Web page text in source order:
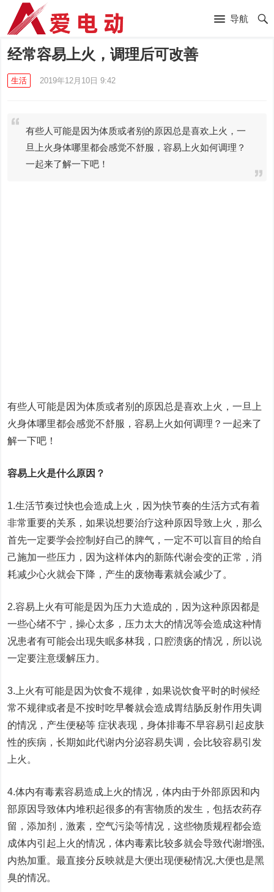
导航
经常容易上火，调理后可改善
生活 2019年12月10日 9:42
有些人可能是因为体质或者别的原因总是喜欢上火，一
旦上火身体哪里都会感觉不舒服，容易上火如何调理？
一起来了解一下吧！
有些人可能是因为体质或者别的原因总是喜欢上火，一旦上
火身体哪里都会感觉不舒服，容易上火如何调理？一起来了
解一下吧！
容易上火是什么原因？
1.生活节奏过快也会造成上火，因为快节奏的生活方式有着
非常重要的关系，如果说想要治疗这种原因导致上火，那么
首先一定要学会控制好自己的脾气，一定不可以盲目的给自
己施加一些压力，因为这样体内的新陈代谢会变的正常，消
耗减少心火就会下降，产生的废物毒素就会减少了。
2.容易上火有可能是因为压力大造成的，因为这种原因都是
一些心绪不宁，操心太多，压力太大的情况等会造成这种情
况患者有可能会出现失眠多林我，口腔溃疡的情况，所以说
一定要注意缓解压力。
3.上火有可能是因为饮食不规律，如果说饮食平时的时候经
常不规律或者是不按时吃早餐就会造成胃结肠反射作用失调
的情况，产生便秘等 症状表现，身体排毒不早容易引起皮肤
性的疾病，长期如此代谢内分泌容易失调，会比较容易引发
上火。
4.体内有毒素容易造成上火的情况，体内由于外部原因和内
部原因导致体内堆积起很多的有害物质的发生，包括农药存
留，添加剂，激素，空气污染等情况，这些物质规程都会造
成体内引起上火的情况，体内毒素比较多就会导致代谢增强,
内热加重。最直接分反映就是大便出现便秘情况,大便也是黑
臭的情况。